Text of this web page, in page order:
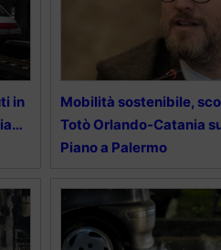
in
Mobilità sostenibile,
Totò Orlando-Catania
Piano a Palermo